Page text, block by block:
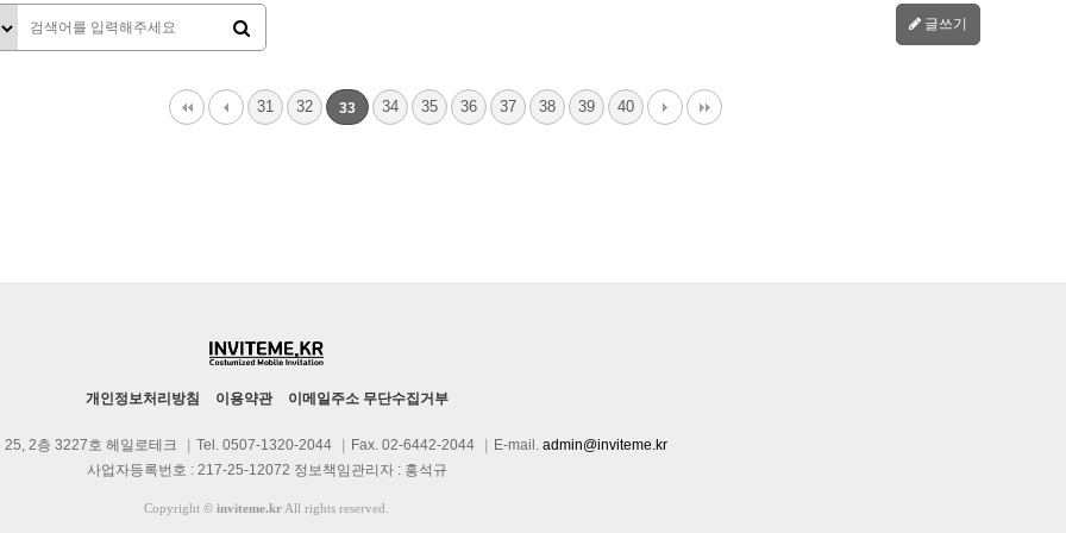
글쓰기
31 32 33 34 35 36 37 38 39 40
개인정보처리방침 이용약관 이메일주소 무단수집거부
25, 2층 3227호 헤일로테크 Tel. 0507-1320-2044 Fax. 02-6442-2044 E-mail. admin@inviteme.kr
사업자등록번호 : 217-25-12072 정보책임관리자 : 홍석규
Copyright © inviteme.kr All rights reserved.